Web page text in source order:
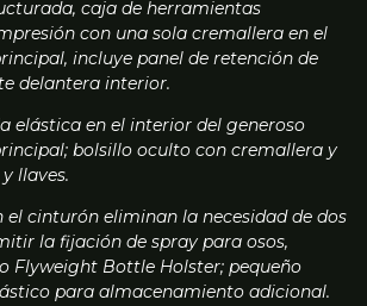
caja de herramientas
con una sola cremallera en el
incluye panel de retención de
delantera interior.
elástica en el interior del generoso
bolsillo oculto con cremallera y
llaves.
el cinturón eliminan la necesidad de dos
la fijación de spray para osos,
Flyweight Bottle Holster; pequeño
para almacenamiento adicional.